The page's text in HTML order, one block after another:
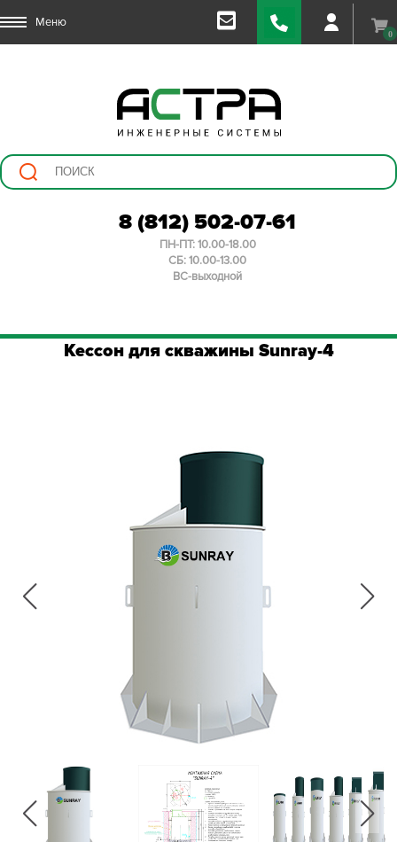
Меню
0
8 (812) 502-07-61
ПН-ПТ: 10.00-18.00
СБ: 10.00-13.00
ВС-выходной
Кессон для скважины Sunray-4